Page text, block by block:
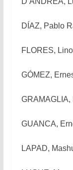
DÍAZ, Pablo
FLORES,
GÓMEZ,
GUANCA,
LAPAD,